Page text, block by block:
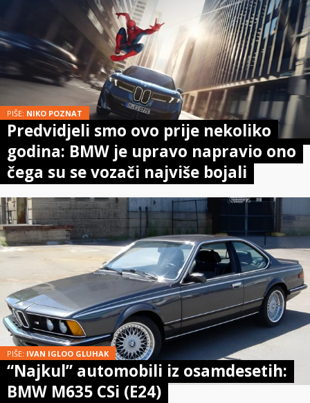
PIŠE: NIKO POZNAT
Predvidjeli smo ovo prije nekoliko
godina: BMW je upravo napravio ono
čega su se vozači najviše bojali
PIŠE: IVAN IGLOO GLUHAK
“Najkul” automobili iz osamdesetih:
BMW M635 CSi (E24)